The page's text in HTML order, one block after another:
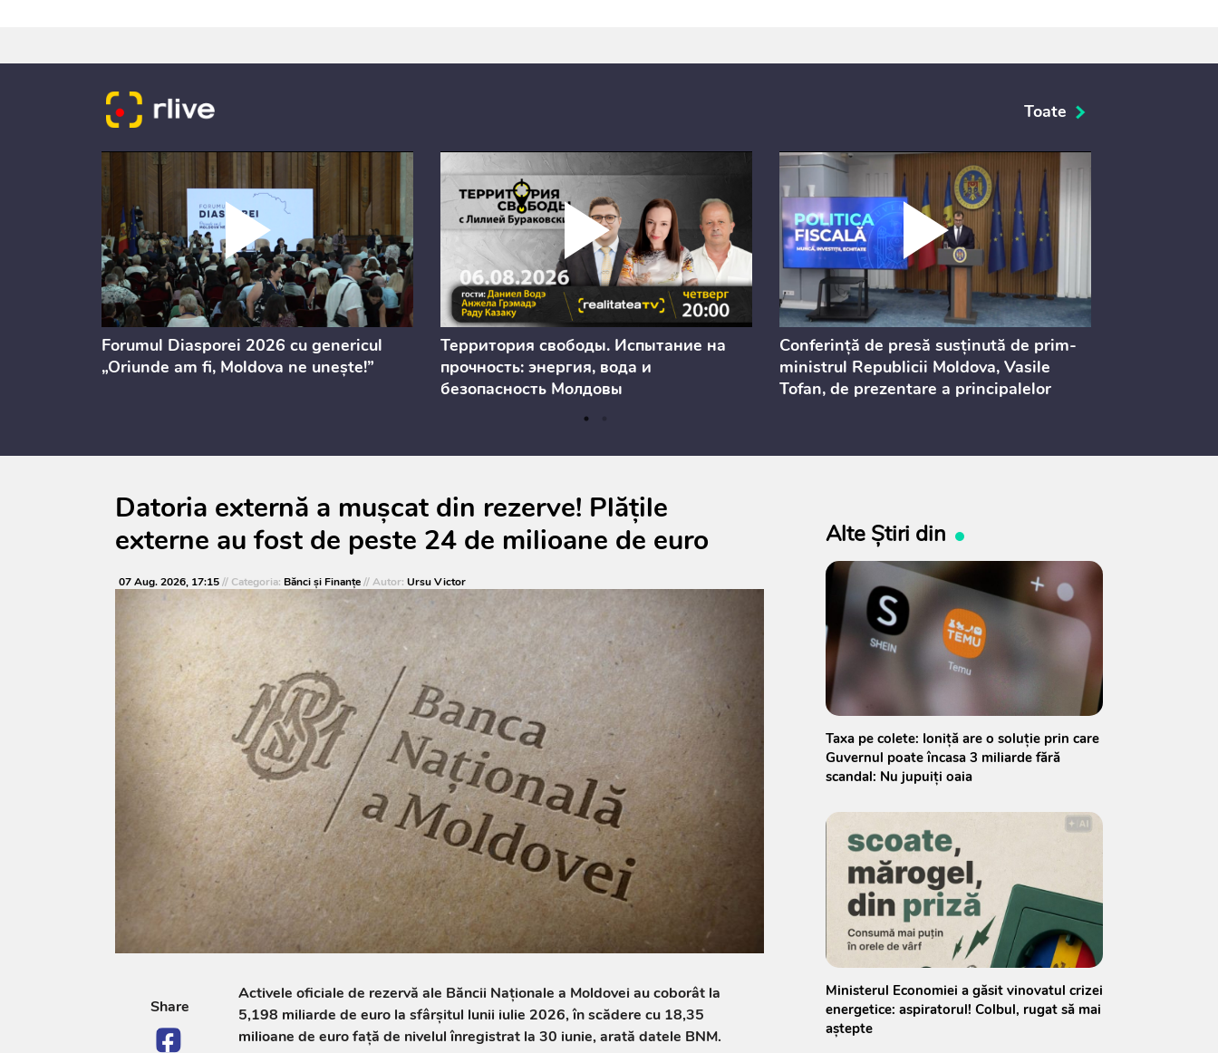
Toate
Forumul Diasporei 2026 cu genericul
„Oriunde am fi, Moldova ne unește!”
Территория свободы. Испытание на
прочность: энергия, вода и
безопасность Молдовы
Conferință de presă susținută de prim-
ministrul Republicii Moldova, Vasile
Tofan, de prezentare a principalelor
consultărilor publice
Datoria externă a mușcat din rezerve! Plățile
externe au fost de peste 24 de milioane de euro
07 Aug. 2026, 17:15// Categoria: Bănci şi Finanţe// Autor: Ursu Victor
Share
Activele oficiale de rezervă ale Băncii Naționale a Moldovei au coborât la
5,198 miliarde de euro la sfârșitul lunii iulie 2026, în scădere cu 18,35
milioane de euro față de nivelul înregistrat la 30 iunie, arată datele BNM.
Alte Știri din
Taxa pe colete: Ioniță are o soluție prin care
Guvernul poate încasa 3 miliarde fără
scandal: Nu jupuiți oaia
Ministerul Economiei a găsit vinovatul crizei
energetice: aspiratorul! Colbul, rugat să mai
aștepte